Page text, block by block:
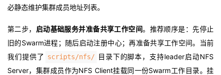
必静态维护集群成员地址列表。
第二步， 启动基础服务并准备共享工作空间。推荐顺序是：先停止
旧的Swarm进程；随后启动注册中心；再准备共享工作空间。当前
我们提供了 scripts/nfs/ 目录下的脚本，支持leader启动NFS
Server，集群成员作为NFS Client挂载同一份Swarm工作目录。挂